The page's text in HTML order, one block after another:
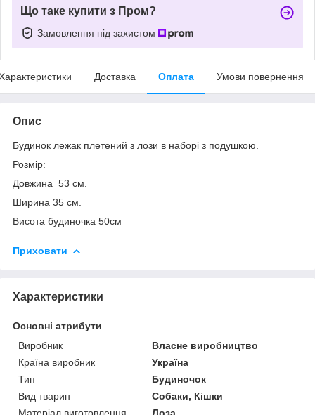
Що таке купити з Пром?
Замовлення під захистом
Доставка Оплата Умови повернення
Опис
Будинок лежак плетений з лози в наборі з подушкою.
Розмір:
Довжина 53 см.
Ширина 35 см.
Висота будиночка 50см
Приховати
Характеристики
Основні атрибути
Виробник
Власне виробництво
Країна виробник
Україна
Тип
Будиночок
Вид тварин
Собаки, Кішки
Матеріал виготовлення
Лоза